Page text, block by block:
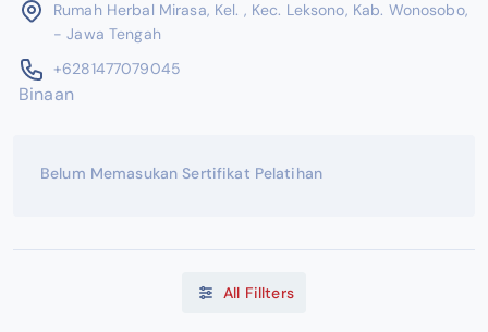
Rumah Herbal Mirasa, Kel. , Kec. Leksono, Kab. Wonosobo,
- Jawa Tengah
+6281477079045
Binaan
Belum Memasukan Sertifikat Pelatihan
All Fillters